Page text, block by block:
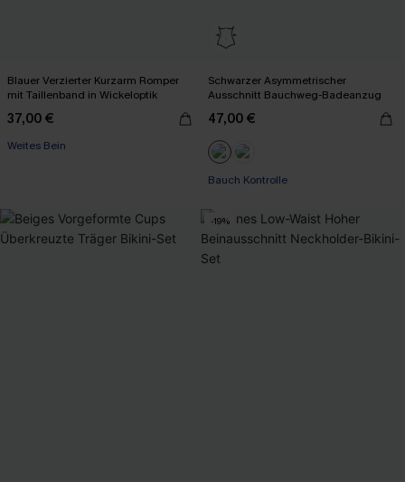
Blauer Verzierter Kurzarm Romper
mit Taillenband in Wickeloptik
37,00 €
Weites Bein
Schwarzer Asymmetrischer
Ausschnitt Bauchweg-Badeanzug
47,00 €
Mit Gratis-Maßband
Mit Gratis-Maßband
-19%